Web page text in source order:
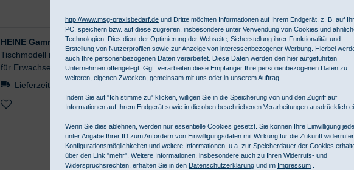
HEINE Gamma XXL LF-T
Tischmodell mit geradem Schlauch, inkl. 2-Schlauch-Manschette
für Erwachsene, 14 x 58 cm (Armumfang 29 - 41 cm)
Lieferzeit ca. 10-18 Tage
Netto
http://www.msg-praxisbedarf.de und Dritte möchten Informationen auf Ihrem Endgerät, z. B. auf
PC, speichern bzw. auf diese zugreifen, insbesondere unter Verwendung von Cookies und
Technologien. Dies dient der Optimierung der Webseite, Sicherstellung ihrer Funktionalität und
Erstellung von Nutzerprofilen sowie zur Anzeige von interessenbezogener Werbung. Hierbei
auch Ihre personenbezogenen Daten verarbeitet. Diese Daten werden den hier aufgeführten
Unternehmen offengelegt. Ggf. verarbeiten diese Empfänger Ihre personenbezogenen Daten zu
weiteren, eigenen Zwecken, gemeinsam mit uns oder in unserem Auftrag.
Indem Sie auf "Ich stimme zu" klicken, willigen Sie in die Speicherung von und den Zugriff auf
Informationen auf Ihrem Endgerät sowie in die oben beschriebenen Verarbeitungen ausdrücklich
Wenn Sie dies ablehnen, werden nur essentielle Cookies gesetzt. Sie können Ihre Einwilligung
unter Angabe Ihrer ID zum Anfordern von Einwilligungsdaten mit Wirkung für die Zukunft
Konfigurationsmöglichkeiten und weitere Informationen, u.a. zur Speicherdauer der Cookies
über den Link "mehr". Weitere Informationen, insbesondere auch zu Ihren Widerrufs- und
Widerspruchsrechten, erhalten Sie in den Datenschutzerklärung und im Impressum